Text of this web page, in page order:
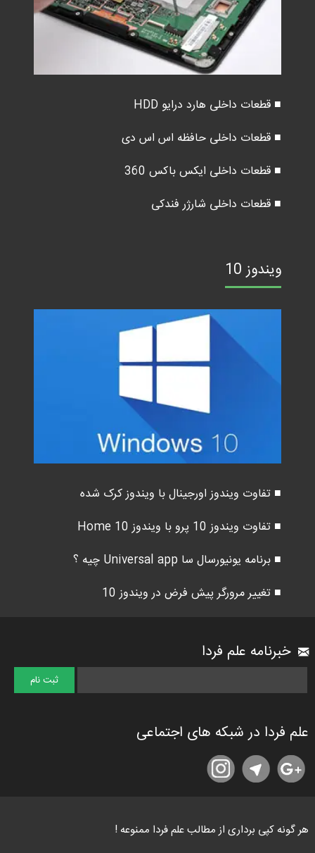
■ قطعات داخلی هارد درایو HDD
■ قطعات داخلی حافظه اس اس دی
■ قطعات داخلی ایکس باکس 360
■ قطعات داخلی شارژر فندکی
ویندوز 10
■ تفاوت ویندوز اورجینال با ویندوز کرک شده
■ تفاوت ویندوز 10 پرو با ویندوز 10 Home
■ برنامه یونیورسال سا Universal app چیه ؟
■ تغییر مرورگر پیش فرض در ویندوز 10
خبرنامه علم فردا
علم فردا در شبکه های اجتماعی
هر گونه کپی برداری از مطالب علم فردا ممنوعه !